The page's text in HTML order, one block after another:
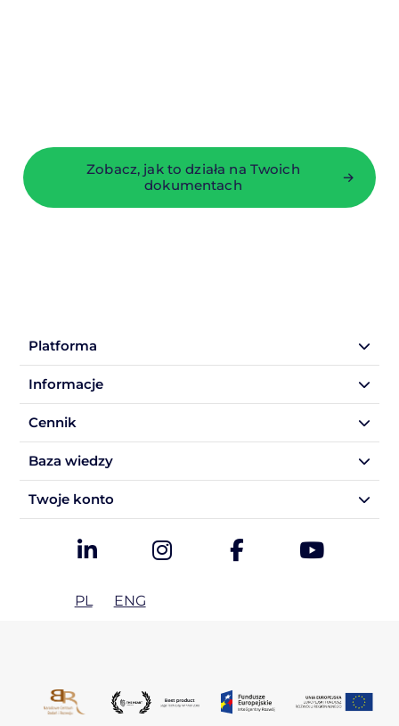
Zobacz, jak to działa na Twoich
dokumentach
→
Platforma
Informacje
Cennik
Baza wiedzy
Twoje konto
PL ENG